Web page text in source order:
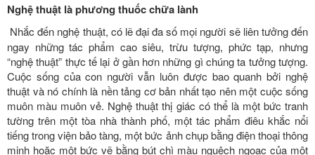
Nghệ thuật là phương thuốc chữa lành
Nhắc đến nghệ thuật, có lẽ đại đa số mọi người sẽ liên tưởng đến
ngay những tác phẩm cao siêu, trừu tượng, phức tạp, nhưng
“nghệ thuật” thực tế lại ở gần hơn những gì chúng ta tưởng tượng.
Cuộc sống của con người vẫn luôn được bao quanh bởi nghệ
thuật và nó chính là nền tảng cơ bản nhất tạo nên một cuộc sống
muôn màu muôn vẻ. Nghệ thuật thị giác có thể là một bức tranh
tường trên một tòa nhà thành phố, một tác phẩm điêu khắc nổi
tiếng trong viện bảo tàng, một bức ảnh chụp bằng điện thoại thông
minh hoặc một bức vẽ bằng bút chì màu nguệch ngoạc của một